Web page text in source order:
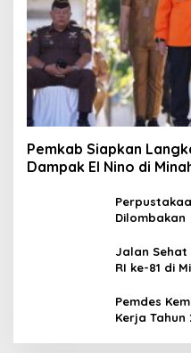
Pemkab Siapkan
Dampak El Nino di
Dilombakan
Jalan Sehat
RI ke-81 di
Pemdes
Kerja Tahun